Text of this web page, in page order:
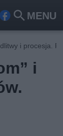
MENU
Szu
kaji procesja.
i